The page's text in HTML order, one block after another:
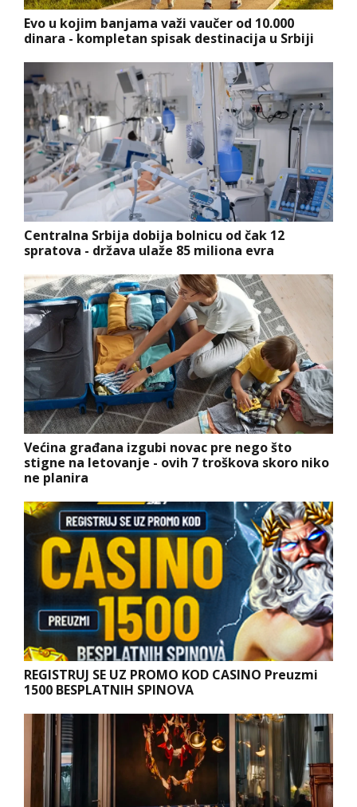
Evo u kojim banjama važi vaučer od 10.000
dinara - kompletan spisak destinacija u Srbiji
Centralna Srbija dobija bolnicu od čak 12
spratova - država ulaže 85 miliona evra
Većina građana izgubi novac pre nego što
stigne na letovanje - ovih 7 troškova skoro niko
ne planira
REGISTRUJ SE UZ PROMO KOD CASINO Preuzmi
1500 BESPLATNIH SPINOVA